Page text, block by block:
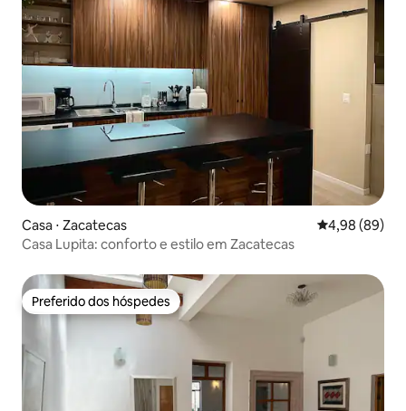
Casa ⋅ Zacatecas 4,98 de uma
4,98 (89)
Casa Lupita: conforto e estilo em Zacatecas
Preferido dos hóspedes
Preferido dos hóspedes